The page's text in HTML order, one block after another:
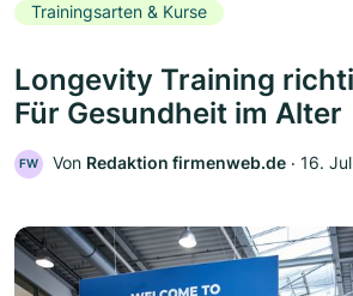
Trainingsarten & Kurse
Longevity Training
Für Gesundheit im Alter
FW Von Redaktion firmenweb.de ‧ 16.